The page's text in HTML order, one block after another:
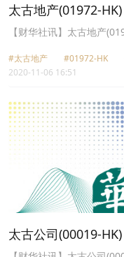
太古地产(01972-
38.4%
【财华社讯】太古地产
跌38.4%，太古城中心跌
9月30日，太古广场及太
#太古地产 #01972-HK
2020-11-06 16:51
太古公司(00019-
38.4%